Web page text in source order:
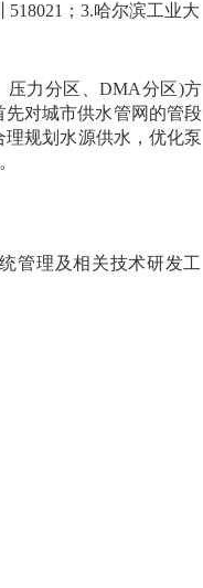
；3.哈尔滨工业大
压力分区、DMA分区)方
先对城市供水管网的管段
规划水源供水，优化泵
管理及相关技术研发工